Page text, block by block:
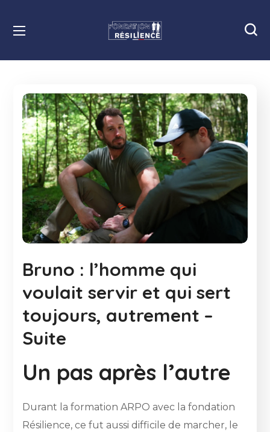
Bruno : l’homme qui
voulait servir et qui sert
toujours, autrement –
Suite
Un pas après l’autre
Durant la formation ARPO avec la fondation
Résilience, ce fut aussi difficile de marcher, le